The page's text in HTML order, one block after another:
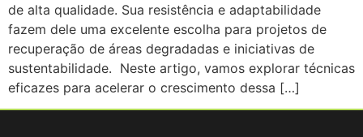
de alta qualidade. Sua resistência e adaptabilidade
fazem dele uma excelente escolha para projetos de
recuperação de áreas degradadas e iniciativas de
sustentabilidade. Neste artigo, vamos explorar técnicas
eficazes para acelerar o crescimento dessa […]